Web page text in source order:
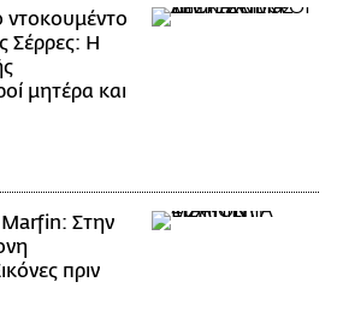
ντοκουμέντο
Σέρρες: Η
μητέρα και
Στην
πριν